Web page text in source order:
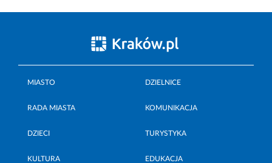
MIASTO DZIELNICE
RADA MIASTA KOMUNIKACJA
DZIECI TURYSTYKA
KULTURA EDUKACJA